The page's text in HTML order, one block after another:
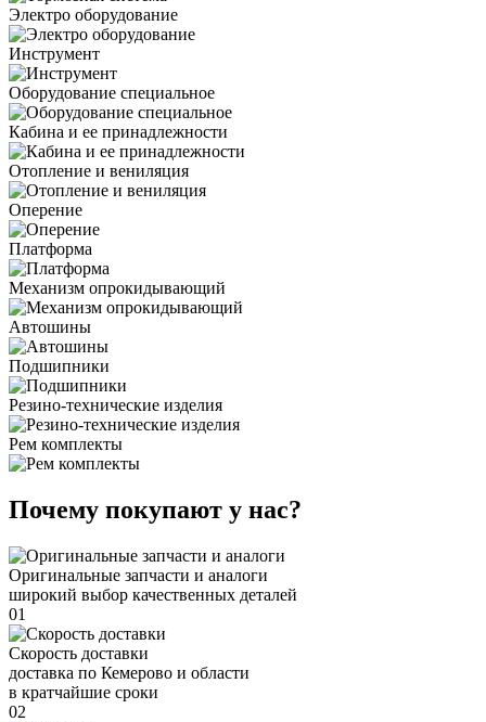
Электро оборудование
Инструмент
Оборудование специальное
Кабина и ее принадлежности
Отопление и вениляция
Оперение
Платформа
Механизм опрокидывающий
Автошины
Подшипники
Резино-технические изделия
Рем комплекты
Почему покупают у нас?
Оригинальные запчасти и аналоги
широкий выбор качественных деталей
01
Скорость доставки
доставка по Кемерово и области
в кратчайшие сроки
02